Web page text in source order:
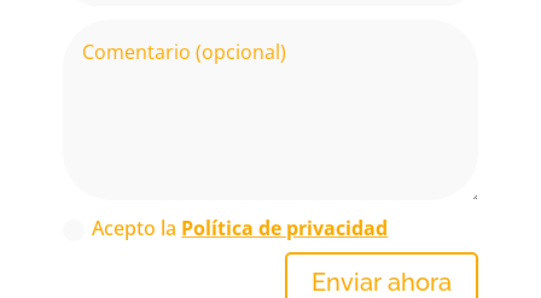
Acepto la Política de privacidad
Enviar ahora